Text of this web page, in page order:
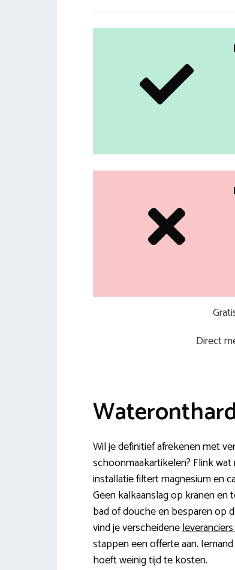
Direct
Wil je definitief afrekenen met
schoonmaakartikelen? Flink
installatie filtert magnesium en
Geen kalkaanslag op kranen
bad of douche en besparen op
vind je verscheidene
stappen een offerte aan.
hoeft weinig tijd te kosten.